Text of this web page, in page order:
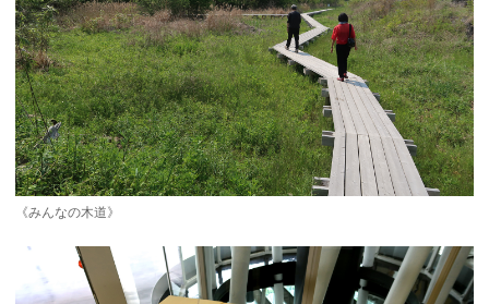
《みんなの木道》